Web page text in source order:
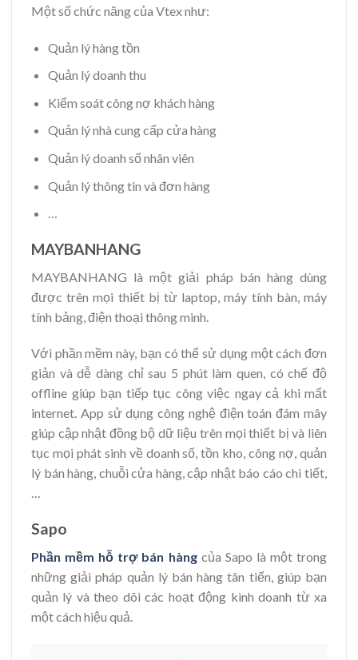
Một số chức năng của Vtex như:
Quản lý hàng tồn
Quản lý doanh thu
Kiểm soát công nợ khách hàng
Quản lý nhà cung cấp cửa hàng
Quản lý doanh số nhân viên
Quản lý thông tin và đơn hàng
…
MAYBANHANG
MAYBANHANG là một giải pháp bán hàng dùng
được trên mọi thiết bị từ laptop, máy tính bàn, máy
tính bảng, điện thoại thông minh.
Với phần mềm này, bạn có thể sử dụng một cách đơn
giản và dễ dàng chỉ sau 5 phút làm quen, có chế độ
offline giúp bạn tiếp tục công việc ngay cả khi mất
internet. App sử dụng công nghệ điện toán đám mây
giúp cập nhật đồng bộ dữ liệu trên mọi thiết bị và liên
tục mọi phát sinh về doanh số, tồn kho, công nợ, quản
lý bán hàng, chuỗi cửa hàng, cập nhật báo cáo chi tiết,
…
Sapo
Phần mềm hỗ trợ bán hàngcủa Sapo là một trong
những giải pháp quản lý bán hàng tân tiến, giúp bạn
quản lý và theo dõi các hoạt động kinh doanh từ xa
một cách hiệu quả.